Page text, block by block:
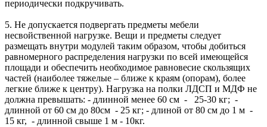
периодически подкручивать.
5. Не допускается подвергать предметы мебели
несвойственной нагрузке. Вещи и предметы следует
размещать внутри модулей таким образом, чтобы добиться
равномерного распределения нагрузки по всей имеющейся
площади и обеспечить необходимое равновесие скользящих
частей (наиболее тяжелые – ближе к краям (опорам), более
легкие ближе к центру). Нагрузка на полки ЛДСП и МДФ не
должна превышать: - длинной менее 60 см - 25-30 кг; -
длинной от 60 см до 80см - 25 кг; - длиной от 80 см до 1 м -
15 кг, - длинной свыше 1 м - 10кг.